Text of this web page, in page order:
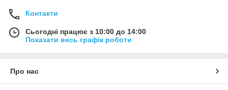
Контакти
Сьогодні працює з 10:00 до 14:00
Показати весь графік роботи
Про нас